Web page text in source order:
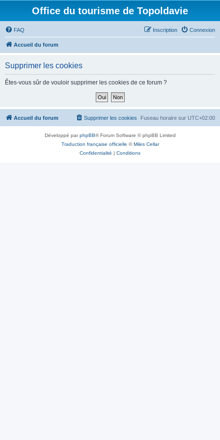
Office du tourisme de Topoldavie
FAQ Connexion
Inscription
Accueil du forum
Supprimer les cookies
Êtes-vous sûr de vouloir supprimer les cookies de ce forum ?
Accueil du forum Fuseau horaire sur UTC+02:00
Supprimer les cookies
Développé parphpBB® Forum Software © phpBB Limited
Traduction française officielle ©Miles Cellar
Confidentialité | Conditions